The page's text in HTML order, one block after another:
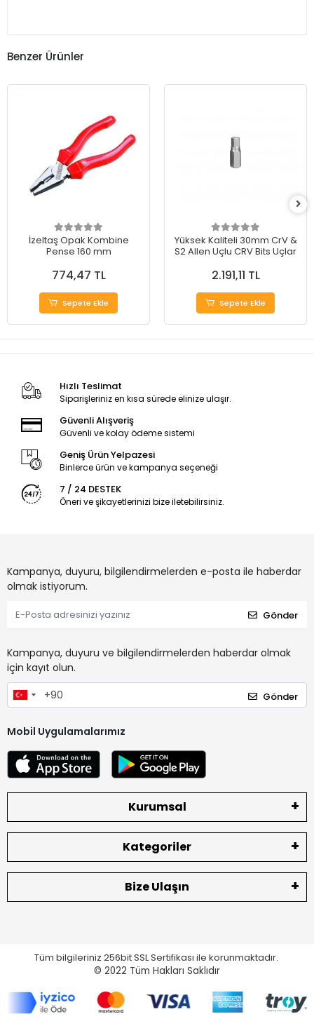
Benzer Ürünler
İzeltaş Opak Kombine
Pense 160 mm
774,47 TL
Sepete Ekle
Yüksek Kaliteli 30mm CrV &
S2 Allen Uçlu CRV Bits Uçlar
2.191,11 TL
Sepete Ekle
Hızlı Teslimat
Siparişleriniz en kısa sürede elinize ulaşır.
Güvenli Alışveriş
Güvenli ve kolay ödeme sistemi
Geniş Ürün Yelpazesi
Binlerce ürün ve kampanya seçeneği
7 / 24 DESTEK
Öneri ve şikayetlerinizi bize iletebilirsiniz.
Kampanya, duyuru, bilgilendirmelerden e-posta ile haberdar
olmak istiyorum.
Gönder
Kampanya, duyuru ve bilgilendirmelerden haberdar olmak
için kayıt olun.
Gönder
Mobil Uygulamalarımız
Kurumsal
Kategoriler
Bize Ulaşın
Tüm bilgileriniz 256bit SSL Sertifikası ile korunmaktadır.
© 2022 Tüm Hakları Saklıdır